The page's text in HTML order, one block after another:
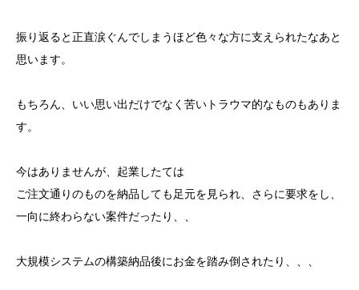
振り返ると正直涙ぐんでしまうほど色々な方に支えられたなあと
思います。
もちろん、いい思い出だけでなく苦いトラウマ的なものもありま
す。
今はありませんが、起業したては
ご注文通りのものを納品しても足元を見られ、さらに要求をし、
一向に終わらない案件だったり、、
大規模システムの構築納品後にお金を踏み倒されたり、、、